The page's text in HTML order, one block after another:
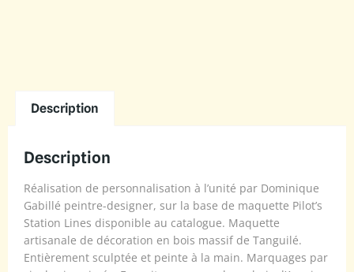
Description
Description
Réalisation de personnalisation à l’unité par Dominique
Gabillé peintre-designer, sur la base de maquette Pilot’s
Station Lines disponible au catalogue. Maquette
artisanale de décoration en bois massif de Tanguilé.
Entièrement sculptée et peinte à la main. Marquages par